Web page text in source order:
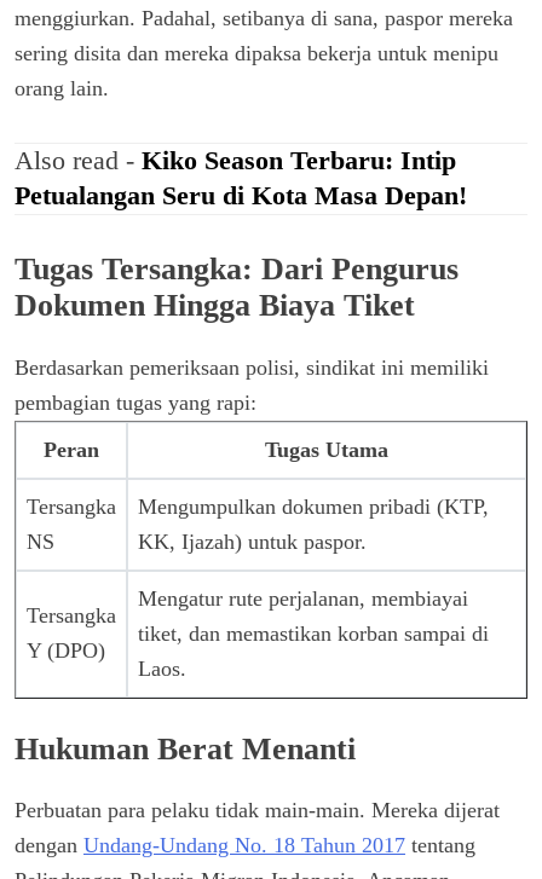
menggiurkan. Padahal, setibanya di sana, paspor mereka
sering disita dan mereka dipaksa bekerja untuk menipu
orang lain.
Also read - Kiko Season Terbaru: Intip
Petualangan Seru di Kota Masa Depan!
Tugas Tersangka: Dari Pengurus
Dokumen Hingga Biaya Tiket
Berdasarkan pemeriksaan polisi, sindikat ini memiliki
pembagian tugas yang rapi:
Peran
Tugas Utama
Tersangka
NS
Mengumpulkan dokumen pribadi (KTP,
KK, Ijazah) untuk paspor.
Tersangka
Y (DPO)
Mengatur rute perjalanan, membiayai
tiket, dan memastikan korban sampai di
Laos.
Hukuman Berat Menanti
Perbuatan para pelaku tidak main-main. Mereka dijerat
dengan Undang-Undang No. 18 Tahun 2017 tentang